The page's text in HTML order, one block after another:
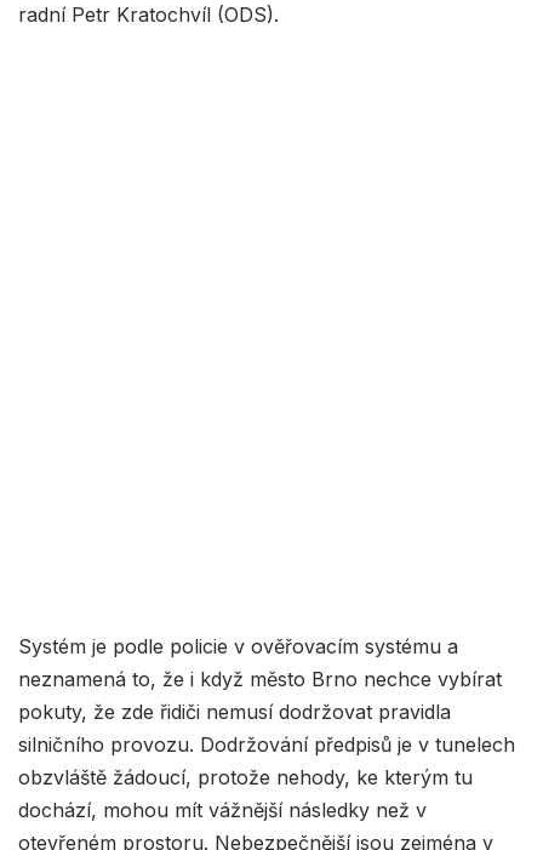
radní Petr Kratochvíl (ODS).
Systém je podle policie v ověřovacím systému a
neznamená to, že i když město Brno nechce vybírat
pokuty, že zde řidiči nemusí dodržovat pravidla
silničního provozu. Dodržování předpisů je v tunelech
obzvláště žádoucí, protože nehody, ke kterým tu
dochází, mohou mít vážnější následky než v
otevřeném prostoru. Nebezpečnější jsou zejména v